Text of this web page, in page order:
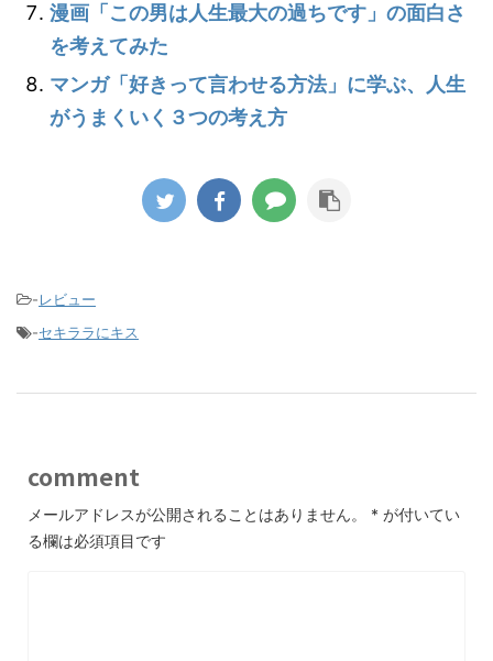
漫画「この男は人生最大の過ちです」の面白さ
を考えてみた
マンガ「好きって言わせる方法」に学ぶ、人生
がうまくいく３つの考え方
-レビュー
-セキララにキス
comment
メールアドレスが公開されることはありません。 * が付いてい
る欄は必須項目です